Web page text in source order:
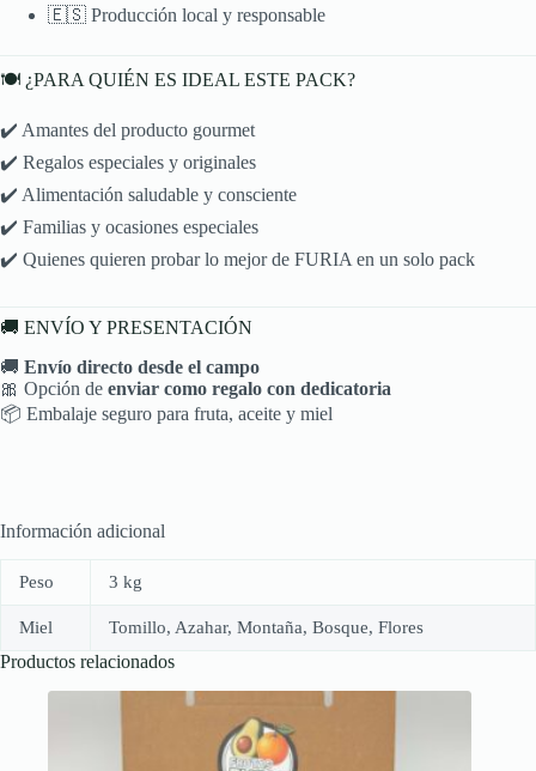
🇪🇸 Producción local y responsable
🍽️ ¿PARA QUIÉN ES IDEAL ESTE PACK?
✔️ Amantes del producto gourmet
✔️ Regalos especiales y originales
✔️ Alimentación saludable y consciente
✔️ Familias y ocasiones especiales
✔️ Quienes quieren probar lo mejor de FURIA en un solo pack
🚚 ENVÍO Y PRESENTACIÓN
🚚 Envío directo desde el campo
🎀 Opción de enviar como regalo con dedicatoria
📦 Embalaje seguro para fruta, aceite y miel
Información adicional
Peso 3 kg
Miel Tomillo, Azahar, Montaña, Bosque, Flores
Productos relacionados